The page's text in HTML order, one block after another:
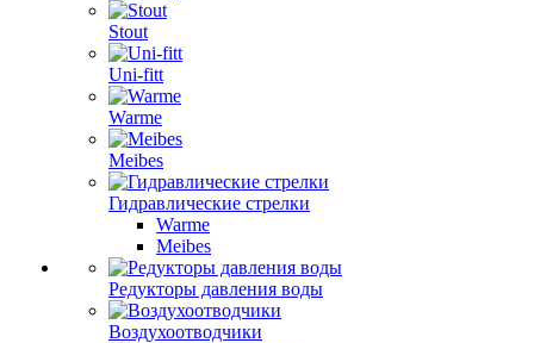
Stout
Uni-fitt
Warme
Meibes
Гидравлические стрелки
Warme
Meibes
Редукторы давления воды
Воздухоотводчики